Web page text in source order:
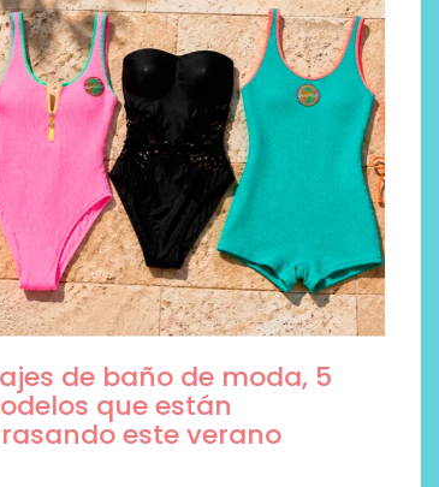
de baño de moda, 5
que están
este verano